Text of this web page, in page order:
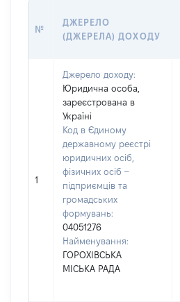
№
ДЖЕРЕЛО
(ДЖЕРЕЛА) ДОХОДУ
1
Джерело доходу:
Юридична особа,
зареєстрована в
Україні
Код в Єдиному
державному реєстрі
юридичних осіб,
фізичних осіб –
підприємців та
громадських
формувань:
04051276
Найменування:
ГОРОХІВСЬКА
МІСЬКА РАДА